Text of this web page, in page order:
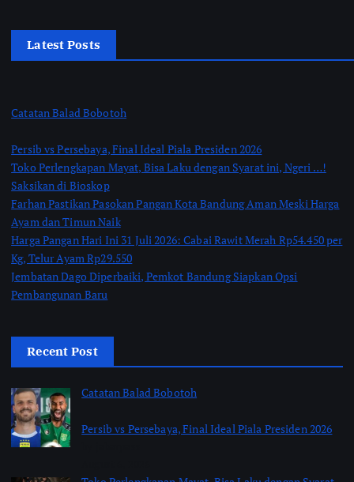
Latest Posts
Catatan Balad Bobotoh
Persib vs Persebaya, Final Ideal Piala Presiden 2026
Toko Perlengkapan Mayat, Bisa Laku dengan Syarat ini, Ngeri …!
Saksikan di Bioskop
Farhan Pastikan Pasokan Pangan Kota Bandung Aman Meski Harga
Ayam dan Timun Naik
Harga Pangan Hari Ini 31 Juli 2026: Cabai Rawit Merah Rp54.450 per
Kg, Telur Ayam Rp29.550
Jembatan Dago Diperbaiki, Pemkot Bandung Siapkan Opsi
Pembangunan Baru
Recent Post
Catatan Balad Bobotoh
Persib vs Persebaya, Final Ideal Piala Presiden 2026